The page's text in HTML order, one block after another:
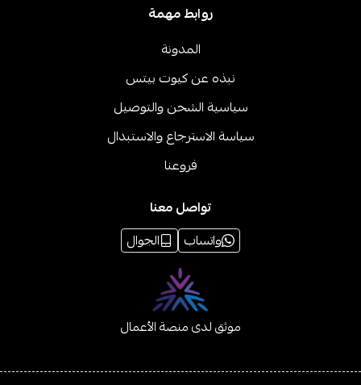
روابط مهمة
المدونة
نبذه عن كيوت بيتس
سياسية الشحن والتوصيل
سياسة الاسترجاع والاستبدال
فروعنا
تواصل معنا
واتساب
الجوال
موثق لدى منصة الأعمال